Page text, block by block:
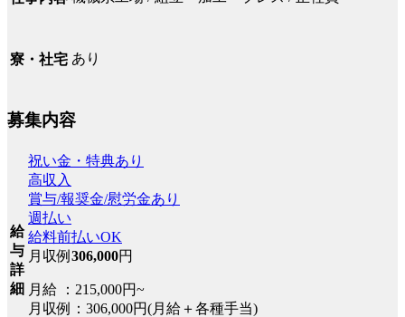
寮・社宅 あり
募集内容
給
与
詳
細
祝い金・特典あり
高収入
賞与/報奨金/慰労金あり
週払い
給料前払いOK
月収例 306,000円
月給 ：215,000円~
月収例：306,000円(月給＋各種手当)